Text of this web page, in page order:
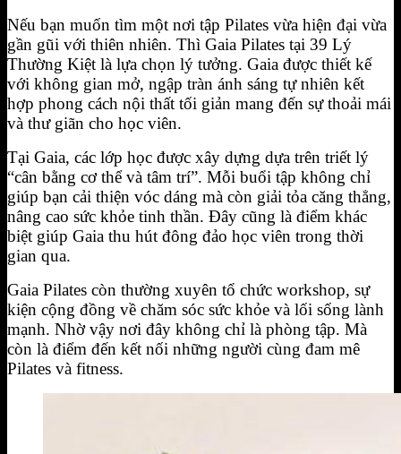
Nếu bạn muốn tìm một nơi tập Pilates vừa hiện đại vừa
gần gũi với thiên nhiên. Thì Gaia Pilates tại 39 Lý
Thường Kiệt là lựa chọn lý tưởng. Gaia được thiết kế
với không gian mở, ngập tràn ánh sáng tự nhiên kết
hợp phong cách nội thất tối giản mang đến sự thoải mái
và thư giãn cho học viên.
Tại Gaia, các lớp học được xây dựng dựa trên triết lý
“cân bằng cơ thể và tâm trí”. Mỗi buổi tập không chỉ
giúp bạn cải thiện vóc dáng mà còn giải tỏa căng thẳng,
nâng cao sức khỏe tinh thần. Đây cũng là điểm khác
biệt giúp Gaia thu hút đông đảo học viên trong thời
gian qua.
Gaia Pilates còn thường xuyên tổ chức workshop, sự
kiện cộng đồng về chăm sóc sức khỏe và lối sống lành
mạnh. Nhờ vậy nơi đây không chỉ là phòng tập. Mà
còn là điểm đến kết nối những người cùng đam mê
Pilates và fitness.